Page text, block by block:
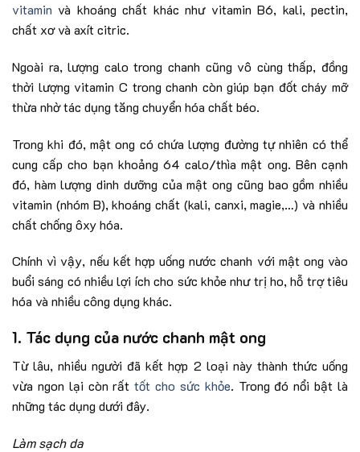
vitamin và khoáng chất khác như vitamin B6, kali, pectin,
chất xơ và axít citric.
Ngoài ra, lượng calo trong chanh cũng vô cùng thấp, đồng
thời lượng vitamin C trong chanh còn giúp bạn đốt cháy mỡ
thừa nhờ tác dụng tăng chuyển hóa chất béo.
Trong khi đó, mật ong có chứa lượng đường tự nhiên có thể
cung cấp cho bạn khoảng 64 calo/thìa mật ong. Bên cạnh
đó, hàm lượng dinh dưỡng của mật ong cũng bao gồm nhiều
vitamin (nhóm B), khoáng chất (kali, canxi, magie,…) và nhiều
chất chống ôxy hóa.
Chính vì vậy, nếu kết hợp uống nước chanh với mật ong vào
buổi sáng có nhiều lợi ích cho sức khỏe như trị ho, hỗ trợ tiêu
hóa và nhiều công dụng khác.
1. Tác dụng của nước chanh mật ong
Từ lâu, nhiều người đã kết hợp 2 loại này thành thức uống
vừa ngon lại còn rấttốt cho sức khỏe. Trong đó nổi bật là
những tác dụng dưới đây.
Làm sạch da